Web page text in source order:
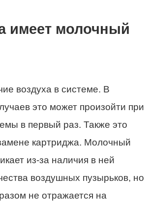
имеет молочный
воздуха в системе. В
это может произойти при
в первый раз. Также это
картриджа. Молочный
из-за наличия в ней
воздушных пузырьков, но
не отражается на